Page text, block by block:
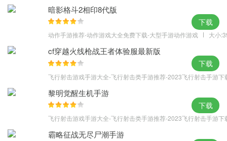
暗影格斗2相印8代版
动作手游推荐-动作游戏大全免费下载-大型手游动作游戏 大小
下载
cf穿越火线枪战王者体验服最新版
飞行射击游戏手游大全-飞行射击类手游推荐-2023飞行射击手游下
下载
黎明觉醒生机手游
飞行射击游戏手游大全-飞行射击类手游推荐-2023飞行射击手游下
下载
霸略征战无尽尸潮手游